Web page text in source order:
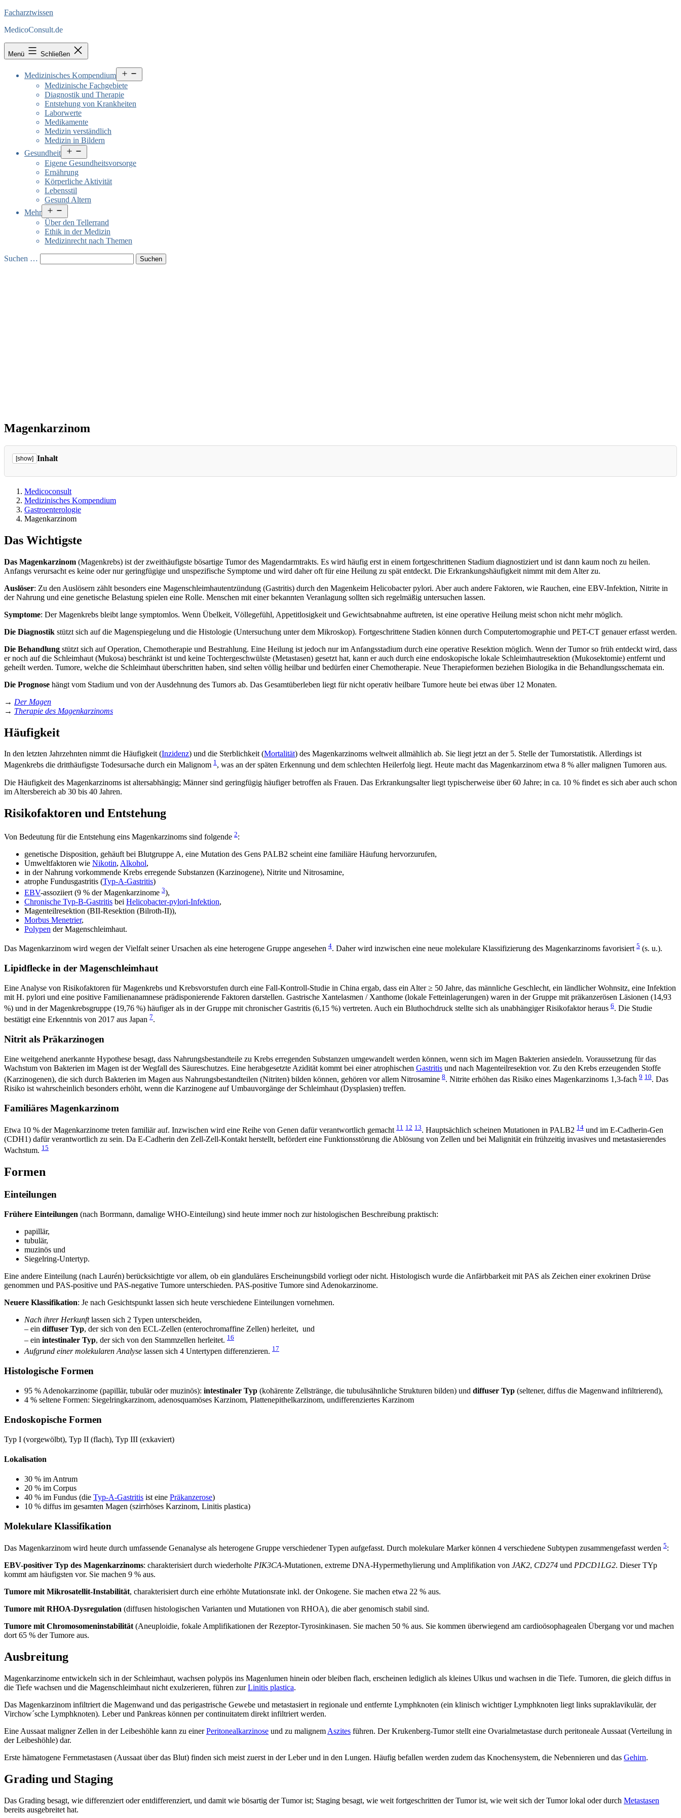
Facharztwissen
MedicoConsult.de
Menü Schließen
Medizinisches Kompendium
öffnen
Medizinische Fachgebiete
Diagnostik und Therapie
Entstehung von Krankheiten
Laborwerte
Medikamente
Medizin verständlich
Medizin in Bildern
Gesundheit
öffnen
Eigene Gesundheitsvorsorge
Ernährung
Körperliche Aktivität
Lebensstil
Gesund Altern
Mehr
öffnen
Über den Tellerrand
Ethik in der Medizin
Medizinrecht nach Themen
Suchen …
Magenkarzinom
[show] Inhalt
Medicoconsult
Medizinisches Kompendium
Gastroenterologie
Magenkarzinom
Das Wichtigste
Das Magenkarzinom (Magenkrebs) ist der zweithäufigste bösartige Tumor des Magendarmtrakts. Es wird häufig erst in einem fortgeschrittenen Stadium diagnostiziert und ist dann kaum noch zu heilen.
Anfangs verursacht es keine oder nur geringfügige und unspezifische Symptome und wird daher oft für eine Heilung zu spät entdeckt. Die Erkrankungshäufigkeit nimmt mit dem Alter zu.
Auslöser: Zu den Auslösern zählt besonders eine Magenschleimhautentzündung (Gastritis) durch den Magenkeim Helicobacter pylori. Aber auch andere Faktoren, wie Rauchen, eine EBV-Infektion, Nitrite in
der Nahrung und eine genetische Belastung spielen eine Rolle. Menschen mit einer bekannten Veranlagung sollten sich regelmäßig untersuchen lassen.
Symptome: Der Magenkrebs bleibt lange symptomlos. Wenn Übelkeit, Völlegefühl, Appetitlosigkeit und Gewichtsabnahme auftreten, ist eine operative Heilung meist schon nicht mehr möglich.
Die Diagnostik stützt sich auf die Magenspiegelung und die Histologie (Untersuchung unter dem Mikroskop). Fortgeschrittene Stadien können durch Computertomographie und PET-CT genauer erfasst werden.
Die Behandlung stützt sich auf Operation, Chemotherapie und Bestrahlung. Eine Heilung ist jedoch nur im Anfangsstadium durch eine operative Resektion möglich. Wenn der Tumor so früh entdeckt wird, dass
er noch auf die Schleimhaut (Mukosa) beschränkt ist und keine Tochtergeschwülste (Metastasen) gesetzt hat, kann er auch durch eine endoskopische lokale Schleimhautresektion (Mukosektomie) entfernt und
geheilt werden. Tumore, welche die Schleimhaut überschritten haben, sind selten völlig heilbar und bedürfen einer Chemotherapie. Neue Therapieformen beziehen Biologika in die Behandlungsschemata ein.
Die Prognose hängt vom Stadium und von der Ausdehnung des Tumors ab. Das Gesamtüberleben liegt für nicht operativ heilbare Tumore heute bei etwas über 12 Monaten.
→ Der Magen
→ Therapie des Magenkarzinoms
Häufigkeit
In den letzten Jahrzehnten nimmt die Häufigkeit (Inzidenz) und die Sterblichkeit (Mortalität) des Magenkarzinoms weltweit allmählich ab. Sie liegt jetzt an der 5. Stelle der Tumorstatistik. Allerdings ist
Magenkrebs die dritthäufigste Todesursache durch ein Malignom 1, was an der späten Erkennung und dem schlechten Heilerfolg liegt. Heute macht das Magenkarzinom etwa 8 % aller malignen Tumoren aus.
Die Häufigkeit des Magenkarzinoms ist altersabhängig; Männer sind geringfügig häufiger betroffen als Frauen. Das Erkrankungsalter liegt typischerweise über 60 Jahre; in ca. 10 % findet es sich aber auch schon
im Altersbereich ab 30 bis 40 Jahren.
Risikofaktoren und Entstehung
Von Bedeutung für die Entstehung eins Magenkarzinoms sind folgende 2:
genetische Disposition, gehäuft bei Blutgruppe A, eine Mutation des Gens PALB2 scheint eine familiäre Häufung hervorzurufen,
Umweltfaktoren wie Nikotin, Alkohol,
in der Nahrung vorkommende Krebs erregende Substanzen (Karzinogene), Nitrite und Nitrosamine,
atrophe Fundusgastritis (Typ-A-Gastritis)
EBV-assoziiert (9 % der Magenkarzinome 3),
Chronische Typ-B-Gastritis bei Helicobacter-pylori-Infektion,
Magenteilresektion (BII-Resektion (Bilroth-II)),
Morbus Menetrier,
Polypen der Magenschleimhaut.
Das Magenkarzinom wird wegen der Vielfalt seiner Ursachen als eine heterogene Gruppe angesehen 4. Daher wird inzwischen eine neue molekulare Klassifizierung des Magenkarzinoms favorisiert 5 (s. u.).
Lipidflecke in der Magenschleimhaut
Eine Analyse von Risikofaktoren für Magenkrebs und Krebsvorstufen durch eine Fall-Kontroll-Studie in China ergab, dass ein Alter ≥ 50 Jahre, das männliche Geschlecht, ein ländlicher Wohnsitz, eine Infektion
mit H. pylori und eine positive Familienanamnese prädisponierende Faktoren darstellen. Gastrische Xantelasmen / Xanthome (lokale Fetteinlagerungen) waren in der Gruppe mit präkanzerösen Läsionen (14,93
%) und in der Magenkrebsgruppe (19,76 %) häufiger als in der Gruppe mit chronischer Gastritis (6,15 %) vertreten. Auch ein Bluthochdruck stellte sich als unabhängiger Risikofaktor heraus 6. Die Studie
bestätigt eine Erkenntnis von 2017 aus Japan 7.
Nitrit als Präkarzinogen
Eine weitgehend anerkannte Hypothese besagt, dass Nahrungsbestandteile zu Krebs erregenden Substanzen umgewandelt werden können, wenn sich im Magen Bakterien ansiedeln. Voraussetzung für das
Wachstum von Bakterien im Magen ist der Wegfall des Säureschutzes. Eine herabgesetzte Azidität kommt bei einer atrophischen Gastritis und nach Magenteilresektion vor. Zu den Krebs erzeugenden Stoffe
(Karzinogenen), die sich durch Bakterien im Magen aus Nahrungsbestandteilen (Nitriten) bilden können, gehören vor allem Nitrosamine 8. Nitrite erhöhen das Risiko eines Magenkarzinoms 1,3-fach 9 10. Das
Risiko ist wahrscheinlich besonders erhöht, wenn die Karzinogene auf Umbauvorgänge der Schleimhaut (Dysplasien) treffen.
Familiäres Magenkarzinom
Etwa 10 % der Magenkarzinome treten familiär auf. Inzwischen wird eine Reihe von Genen dafür verantwortlich gemacht 11 12 13. Hauptsächlich scheinen Mutationen in PALB2 14 und im E-Cadherin-Gen
(CDH1) dafür verantwortlich zu sein. Da E-Cadherin den Zell-Zell-Kontakt herstellt, befördert eine Funktionsstörung die Ablösung von Zellen und bei Malignität ein frühzeitig invasives und metastasierendes
Wachstum. 15
Formen
Einteilungen
Frühere Einteilungen (nach Borrmann, damalige WHO-Einteilung) sind heute immer noch zur histologischen Beschreibung praktisch:
papillär,
tubulär,
muzinös und
Siegelring-Untertyp.
Eine andere Einteilung (nach Laurén) berücksichtigte vor allem, ob ein glanduläres Erscheinungsbild vorliegt oder nicht. Histologisch wurde die Anfärbbarkeit mit PAS als Zeichen einer exokrinen Drüse
genommen und PAS-positive und PAS-negative Tumore unterschieden. PAS-positive Tumore sind Adenokarzinome.
Neuere Klassifikation: Je nach Gesichtspunkt lassen sich heute verschiedene Einteilungen vornehmen.
Nach ihrer Herkunftlassen sich 2 Typen unterscheiden,
– ein diffuser Typ, der sich von den ECL-Zellen (enterochromaffine Zellen) herleitet, und
– ein intestinaler Typ, der sich von den Stammzellen herleitet. 16
Aufgrund einer molekularen Analyse lassen sich 4 Untertypen differenzieren. 17
Histologische Formen
95 % Adenokarzinome (papillär, tubulär oder muzinös): intestinaler Typ (kohärente Zellstränge, die tubulusähnliche Strukturen bilden) und diffuser Typ (seltener, diffus die Magenwand infiltrierend),
4 % seltene Formen: Siegelringkarzinom, adenosquamöses Karzinom, Plattenepithelkarzinom, undifferenziertes Karzinom
Endoskopische Formen
Typ I (vorgewölbt), Typ II (flach), Typ III (exkaviert)
Lokalisation
30 % im Antrum
20 % im Corpus
40 % im Fundus (die Typ-A-Gastritis ist eine Präkanzerose)
10 % diffus im gesamten Magen (szirrhöses Karzinom, Linitis plastica)
Molekulare Klassifikation
Das Magenkarzinom wird heute durch umfassende Genanalyse als heterogene Gruppe verschiedener Typen aufgefasst. Durch molekulare Marker können 4 verschiedene Subtypen zusammengefasst werden 5:
EBV-positiver Typ des Magenkarzinoms: charakterisiert durch wiederholte PIK3CA-Mutationen, extreme DNA-Hypermethylierung und Amplifikation von JAK2, CD274 und PDCD1LG2. Dieser TYp
kommt am häufigsten vor. Sie machen 9 % aus.
Tumore mit Mikrosatellit-Instabilität, charakterisiert durch eine erhöhte Mutationsrate inkl. der Onkogene. Sie machen etwa 22 % aus.
Tumore mit RHOA-Dysregulation (diffusen histologischen Varianten und Mutationen von RHOA), die aber genomisch stabil sind.
Tumore mit Chromosomeninstabilität (Aneuploidie, fokale Amplifikationen der Rezeptor-Tyrosinkinasen. Sie machen 50 % aus. Sie kommen überwiegend am cardioösophagealen Übergang vor und machen
dort 65 % der Tumore aus.
Ausbreitung
Magenkarzinome entwickeln sich in der Schleimhaut, wachsen polypös ins Magenlumen hinein oder bleiben flach, erscheinen lediglich als kleines Ulkus und wachsen in die Tiefe. Tumoren, die gleich diffus in
die Tiefe wachsen und die Magenschleimhaut nicht exulzerieren, führen zurLinitis plastica.
Das Magenkarzinom infiltriert die Magenwand und das perigastrische Gewebe und metastasiert in regionale und entfernte Lymphknoten (ein klinisch wichtiger Lymphknoten liegt links supraklavikulär, der
Virchow´sche Lymphknoten). Leber und Pankreas können per continuitatem direkt infiltriert werden.
Eine Aussaat maligner Zellen in der Leibeshöhle kann zu einerPeritonealkarzinose und zu malignem Aszites führen. Der Krukenberg-Tumor stellt eine Ovarialmetastase durch peritoneale Aussaat (Verteilung in
der Leibeshöhle) dar.
Erste hämatogene Fernmetastasen (Aussaat über das Blut) finden sich meist zuerst in der Leber und in den Lungen. Häufig befallen werden zudem das Knochensystem, die Nebennieren und das Gehirn.
Grading und Staging
Das Grading besagt, wie differenziert oder entdifferenziert, und damit wie bösartig der Tumor ist; Staging besagt, wie weit fortgeschritten der Tumor ist, wie weit sich der Tumor lokal oder durch Metastasen
bereits ausgebreitet hat.